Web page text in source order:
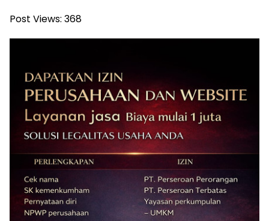
Post Views: 368